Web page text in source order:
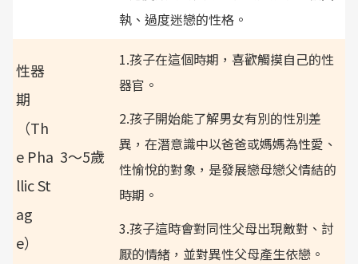
執、過度迷戀的性格。
性器
期
（Th
e Pha
llic St
ag
e）
3～5歲
1.孩子在這個時期，喜歡觸摸自己的性
器官。
2.孩子開始能了解男女有別的性別差
異，在潛意識中以爸爸或媽媽為性愛、
性愉悅的對象，是發展戀母戀父情結的
時期。
3.孩子這時會對同性父母出現敵對、討
厭的情緒，並對異性父母產生依戀。